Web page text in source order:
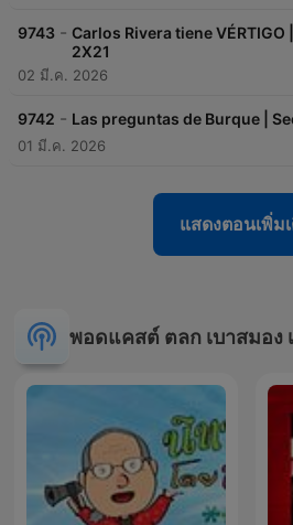
9743 - Carlos Rivera tiene VÉRTIGO
2X21
02 มี.ค. 2026
9742 - Las preguntas de Burque |
01 มี.ค. 2026
แสดงตอนเพิ่ม
พอดแคสต์ ตลก เบาสมอง